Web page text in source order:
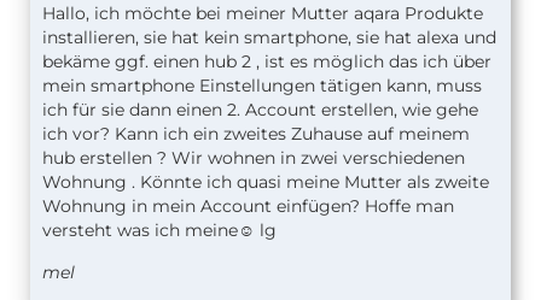
Hallo, ich möchte bei meiner Mutter aqara Produkte
installieren, sie hat kein smartphone, sie hat alexa und
bekäme ggf. einen hub 2 , ist es möglich das ich über
mein smartphone Einstellungen tätigen kann, muss
ich für sie dann einen 2. Account erstellen, wie gehe
ich vor? Kann ich ein zweites Zuhause auf meinem
hub erstellen ? Wir wohnen in zwei verschiedenen
Wohnung . Könnte ich quasi meine Mutter als zweite
Wohnung in mein Account einfügen? Hoffe man
versteht was ich meine☺️ lg
mel